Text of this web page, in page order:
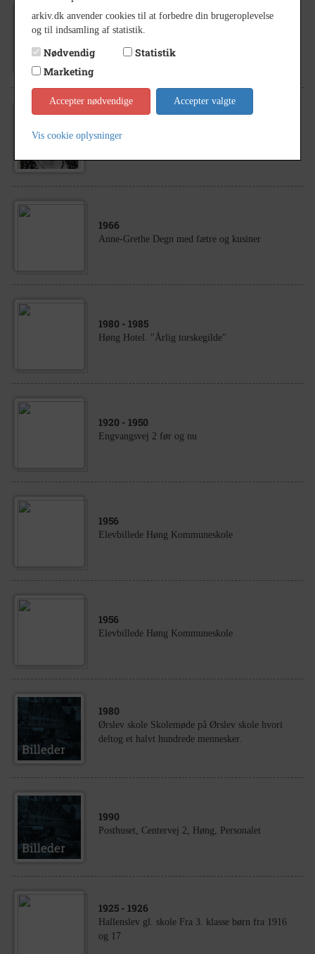
1940- 1965
Hulda Andersen
1966
Anne-Grethe Degn med fætre og kusiner
1980 - 1985
Høng Hotel. "Årlig torskegilde"
1920 - 1950
Engvangsvej 2 før og nu
1956
Elevbillede Høng Kommuneskole
1956
Elevbillede Høng Kommuneskole
1980
Ørslev skole Skolemøde på Ørslev skole hvori
deltog et halvt hundrede mennesker.
1990
Posthuset, Centervej 2, Høng, Personalet
1925 - 1926
Hallenslev gl. skole Fra 3. klasse børn fra 1916
og 17
arkiv.dk anvender cookies til at forbedre din brugeroplevelse
og til indsamling af statistik.
Nødvendig
Statistik
Marketing
Accepter nødvendige Accepter valgte
Vis cookie oplysninger